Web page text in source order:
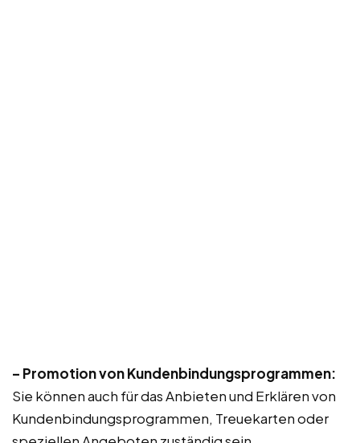
– Promotion von Kundenbindungsprogrammen:
Sie können auch für das Anbieten und Erklären von
Kundenbindungsprogrammen, Treuekarten oder